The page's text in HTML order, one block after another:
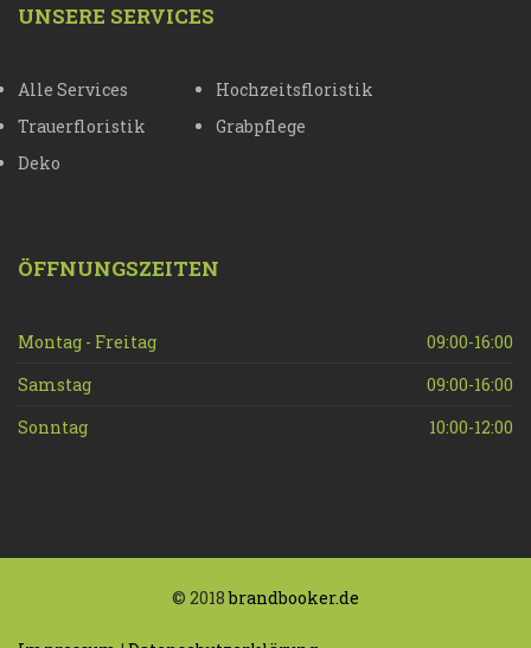
UNSERE SERVICES
Alle Services
Hochzeitsfloristik
Trauerfloristik
Grabpflege
Deko
ÖFFNUNGSZEITEN
Montag - Freitag
09:00-16:00
Samstag
09:00-16:00
Sonntag
10:00-12:00
© 2018brandbooker.de